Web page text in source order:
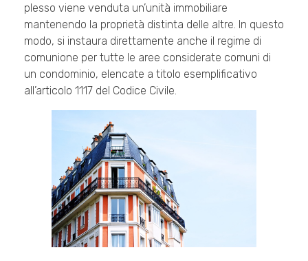
plesso viene venduta un’unità immobiliare
mantenendo la proprietà distinta delle altre. In questo
modo, si instaura direttamente anche il regime di
comunione per tutte le aree considerate comuni di
un condominio, elencate a titolo esemplificativo
all’articolo 1117 del Codice Civile.